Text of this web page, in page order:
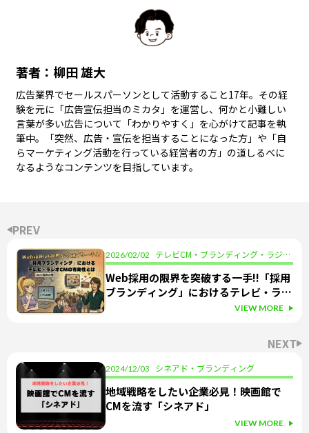
著者：柳田 雄大
広告業界でセールスパーソンとして活動すること17年。その経
験を元に「広告宣伝担当のミカタ」を運営し、何かと小難しい
言葉が多い広告について「わかりやすく」を心がけて記事を執
筆中。「突然、広告・宣伝を担当することになった方」や「自
らマーケティング活動を行っている経営者の方」の道しるべに
なるようなコンテンツを目指しています。
PREV
2026/02/02
テレビCM・ブランディング・ラジオ
CM・採用
Web採用の限界を突破する一手!!「採用
ブランディング」におけるテレビ・ラジ
VIEW MORE
NEXT
2024/12/03 シネアド・ブランディング
地域戦略をしたい企業必見！映画館で
CMを流す「シネアド」
VIEW MORE